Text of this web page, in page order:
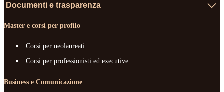
Documenti e trasparenza
Master e corsi per profilo
Corsi per neolaureati
Corsi per professionisti ed executive
Business e Comunicazione